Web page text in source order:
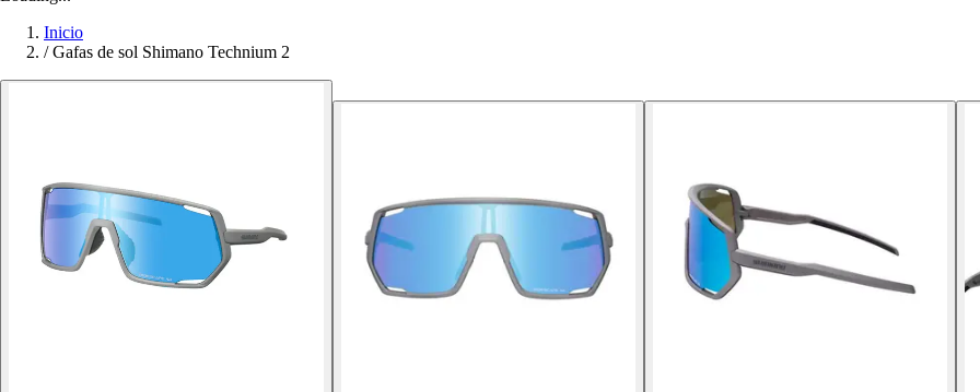
Inicio
/ Gafas de sol Shimano Technium 2